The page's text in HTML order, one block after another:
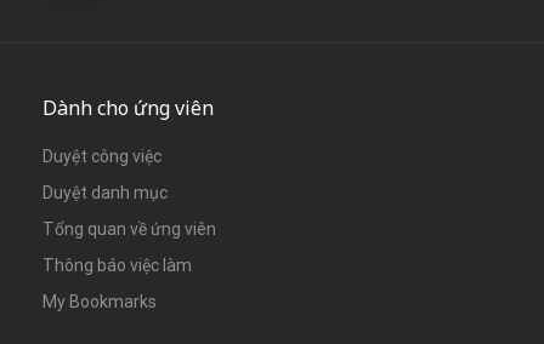
Dành cho ứng viên
Duyệt công việc
Duyệt danh mục
Tổng quan về ứng viên
Thông báo việc làm
My Bookmarks